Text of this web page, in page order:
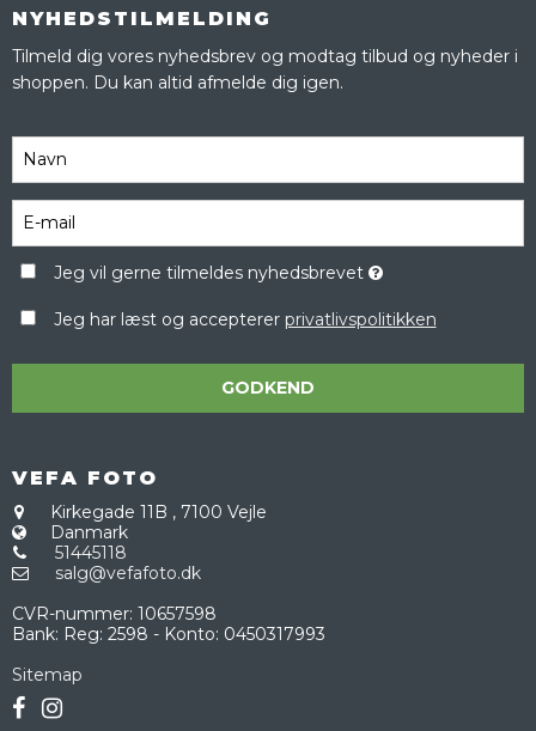
NYHEDSTILMELDING
Tilmeld dig vores nyhedsbrev og modtag tilbud og nyheder i
shoppen. Du kan altid afmelde dig igen.
Jeg vil gerne tilmeldes nyhedsbrevet
Jeg har læst og accepterer privatlivspolitikken
GODKEND
VEFA FOTO
Kirkegade 11B , 7100 Vejle
Danmark
51445118
salg@vefafoto.dk
CVR-nummer: 10657598
Bank: Reg: 2598 - Konto: 0450317993
Sitemap